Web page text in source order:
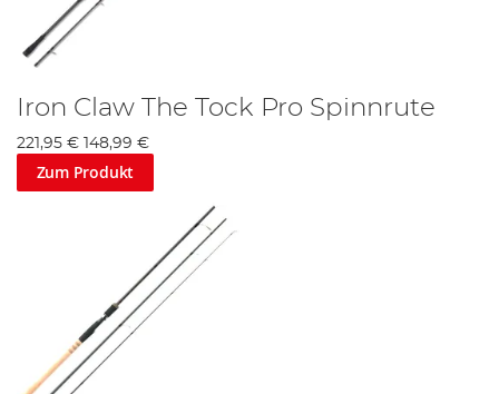
Iron Claw The Tock Pro Spinnrute
221,95 € 148,99 €
Zum Produkt